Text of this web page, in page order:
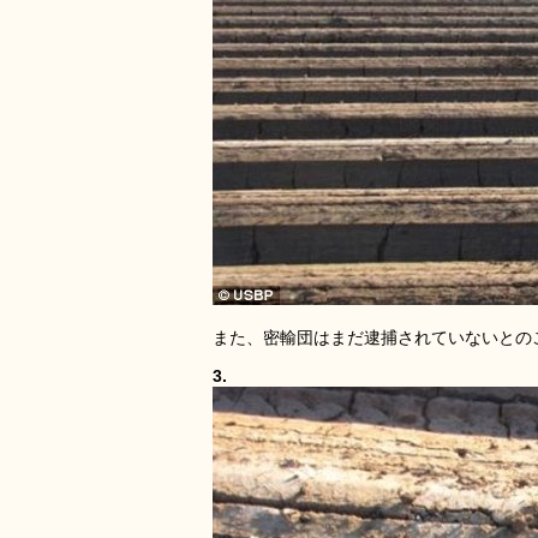
また、密輸団はまだ逮捕されていないとの
3.